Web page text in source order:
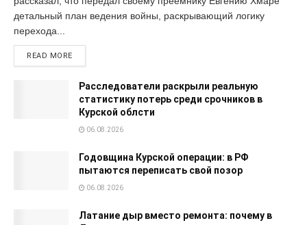
детальный план ведения войны, раскрывающий логику
перехода...
READ MORE
Расследователи раскрыли реальную
статистику потерь среди срочников в
Курской облсти
06.08.2026
Годовщина Курской операции: в РФ
пытаются переписать свой позор
06.08.2026
Латание дыр вместо ремонта: почему в